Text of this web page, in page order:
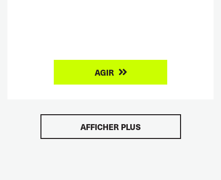
AGIR
AFFICHER PLUS